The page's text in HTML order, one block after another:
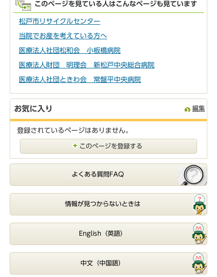
このページを見ている人はこんなページも見ています
松戸市リサイクルセンター
当院でお産を考えている方へ
医療法人社団松和会 小板橋病院
医療法人財団 明理会 新松戸中央総合病院
医療法人社団ときわ会 常盤平中央病院
お気に入り 編集
登録されているページはありません。
このページを登録する
よくある質問FAQ
情報が見つからないときは
English（英語）
中文（中国語）